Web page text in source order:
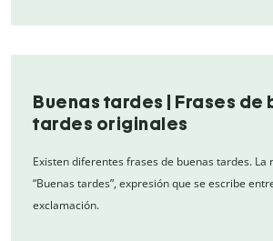
Buenas tardes | Frases de
tardes originales
Existen diferentes frases de buenas tardes. La
“Buenas tardes”, expresión que se escribe
exclamación.